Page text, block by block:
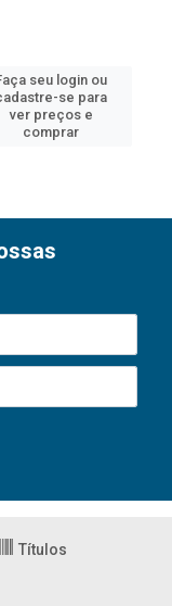
seu login ou
se para
ver preços e
comprar
Títulos